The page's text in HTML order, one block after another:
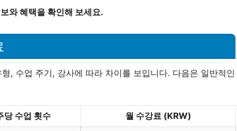
와 혜택을 확인해 보세요.
, 수업 주기, 강사에 따라 차이를 보입니다. 다음은 일반적인
당 수업 횟수 월 수강료 (KRW)